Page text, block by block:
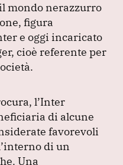
mondo nerazzurro
figura
e oggi incaricato
cioè referente per
l’Inter
di alcune
favorevoli
di un
Una